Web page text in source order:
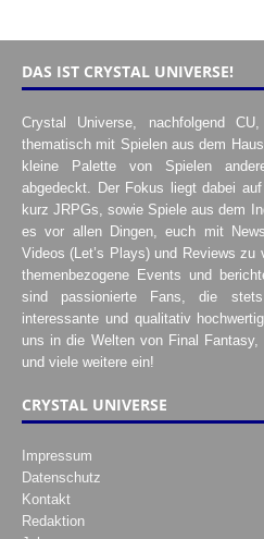
DAS IST CRYSTAL UNIVERSE!
Crystal Universe, nachfolgend
thematisch mit Spielen aus dem
kleine Palette von Spielen
abgedeckt. Der Fokus liegt dabei
kurz JRPGs, sowie Spiele aus dem
es vor allen Dingen, euch mit
Videos (Let’s Plays) und Reviews zu
themenbezogene Events und
sind passionierte Fans, die
interessante und qualitativ
uns in die Welten von Final
und viele weitere ein!
CRYSTAL UNIVERSE
Impressum
Datenschutz
Kontakt
Redaktion